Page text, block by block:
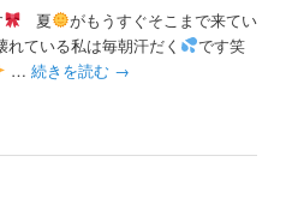
夏
がもうすぐそこまで来てい
ている私は毎朝汗だく
です笑
… 続きを読む →